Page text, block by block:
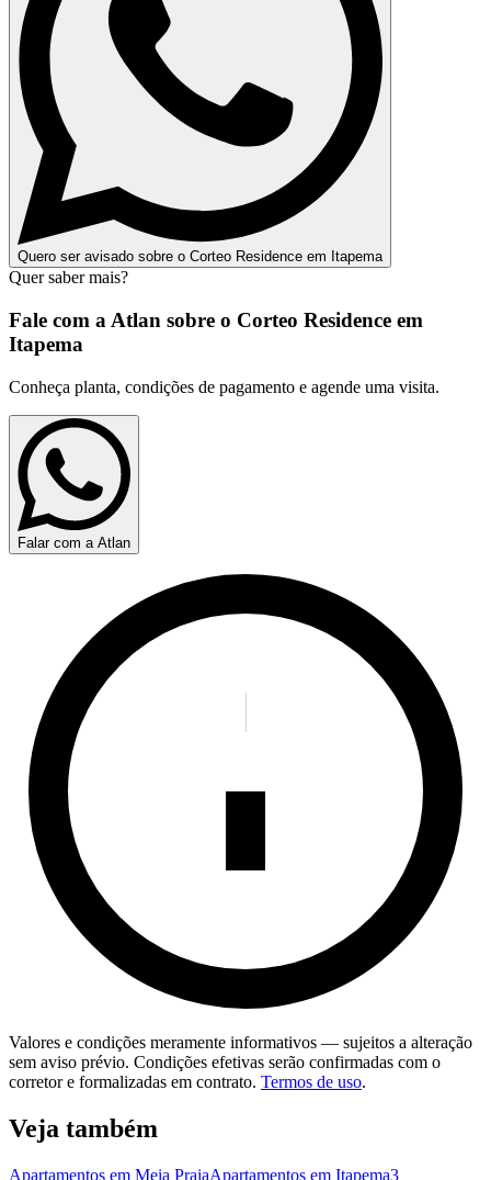
Quero ser avisado sobre o Corteo Residence em Itapema
Quer saber mais?
Fale com a Atlan sobre o Corteo Residence em
Itapema
Conheça planta, condições de pagamento e agende uma visita.
Falar com a Atlan
Valores e condições meramente informativos — sujeitos a alteração
sem aviso prévio. Condições efetivas serão confirmadas com o
corretor e formalizadas em contrato. Termos de uso.
Veja também
Apartamentos em Meia PraiaApartamentos em Itapema3